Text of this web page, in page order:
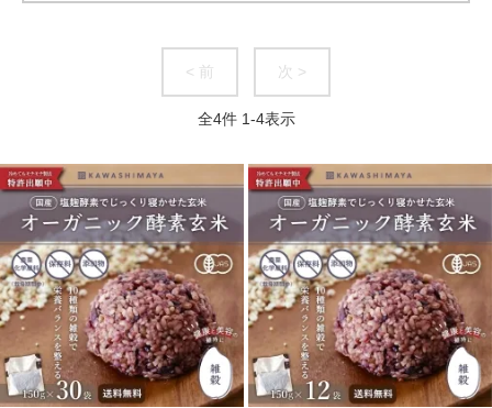
< 前 次 >
全4件 1-4表示